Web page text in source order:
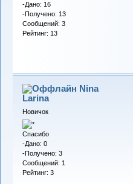
-Дано: 16
-Получено: 13
Сообщений: 3
Рейтинг: 13
Nina
Larina
Новичок
Спасибо
-Дано: 0
-Получено: 3
Сообщений: 1
Рейтинг: 3